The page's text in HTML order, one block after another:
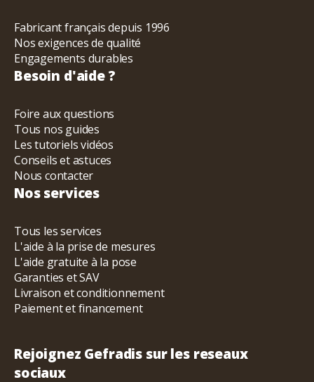
Fabricant français depuis 1996
Nos exigences de qualité
Engagements durables
Besoin d'aide ?
Foire aux questions
Tous nos guides
Les tutoriels vidéos
Conseils et astuces
Nous contacter
Nos services
Tous les services
L'aide à la prise de mesures
L'aide gratuite à la pose
Garanties et SAV
Livraison et conditionnement
Paiement et financement
Rejoignez Gefradis sur les reseaux
sociaux